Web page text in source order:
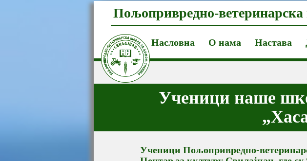
Пољопривредно-
Насловна О нама Настава
Ученици наше
Ученици Пољопривредно-